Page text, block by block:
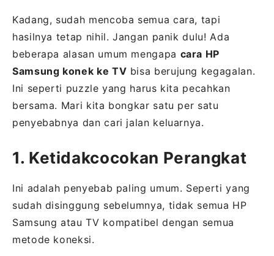
Kadang, sudah mencoba semua cara, tapi
hasilnya tetap nihil. Jangan panik dulu! Ada
beberapa alasan umum mengapa cara HP
Samsung konek ke TV bisa berujung kegagalan.
Ini seperti puzzle yang harus kita pecahkan
bersama. Mari kita bongkar satu per satu
penyebabnya dan cari jalan keluarnya.
1. Ketidakcocokan Perangkat
Ini adalah penyebab paling umum. Seperti yang
sudah disinggung sebelumnya, tidak semua HP
Samsung atau TV kompatibel dengan semua
metode koneksi.